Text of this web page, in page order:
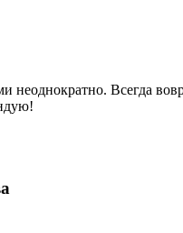
неоднократно. Всегда